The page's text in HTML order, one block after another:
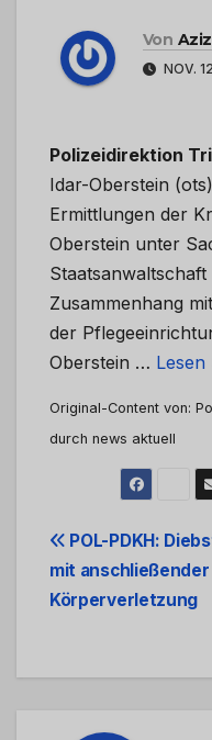
Von Aziz
NOV.
Polizeidirektion
Idar-Oberstein
Ermittlungen der
Oberstein unter
Zusammenhang
der
Oberstein …
Original-Content von:
durch news aktuell
Beitrags-
Navigation
POL-PDKH:
mit anschließender
Körperverletzung